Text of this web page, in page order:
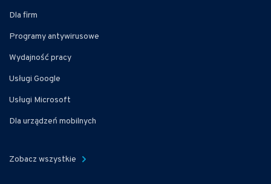
Dla firm
Programy antywirusowe
Wydajność pracy
Usługi Google
Usługi Microsoft
Dla urządzeń mobilnych
Zobacz wszystkie